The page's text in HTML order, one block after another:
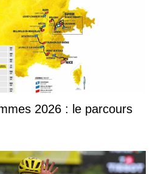
2026 : le parcours